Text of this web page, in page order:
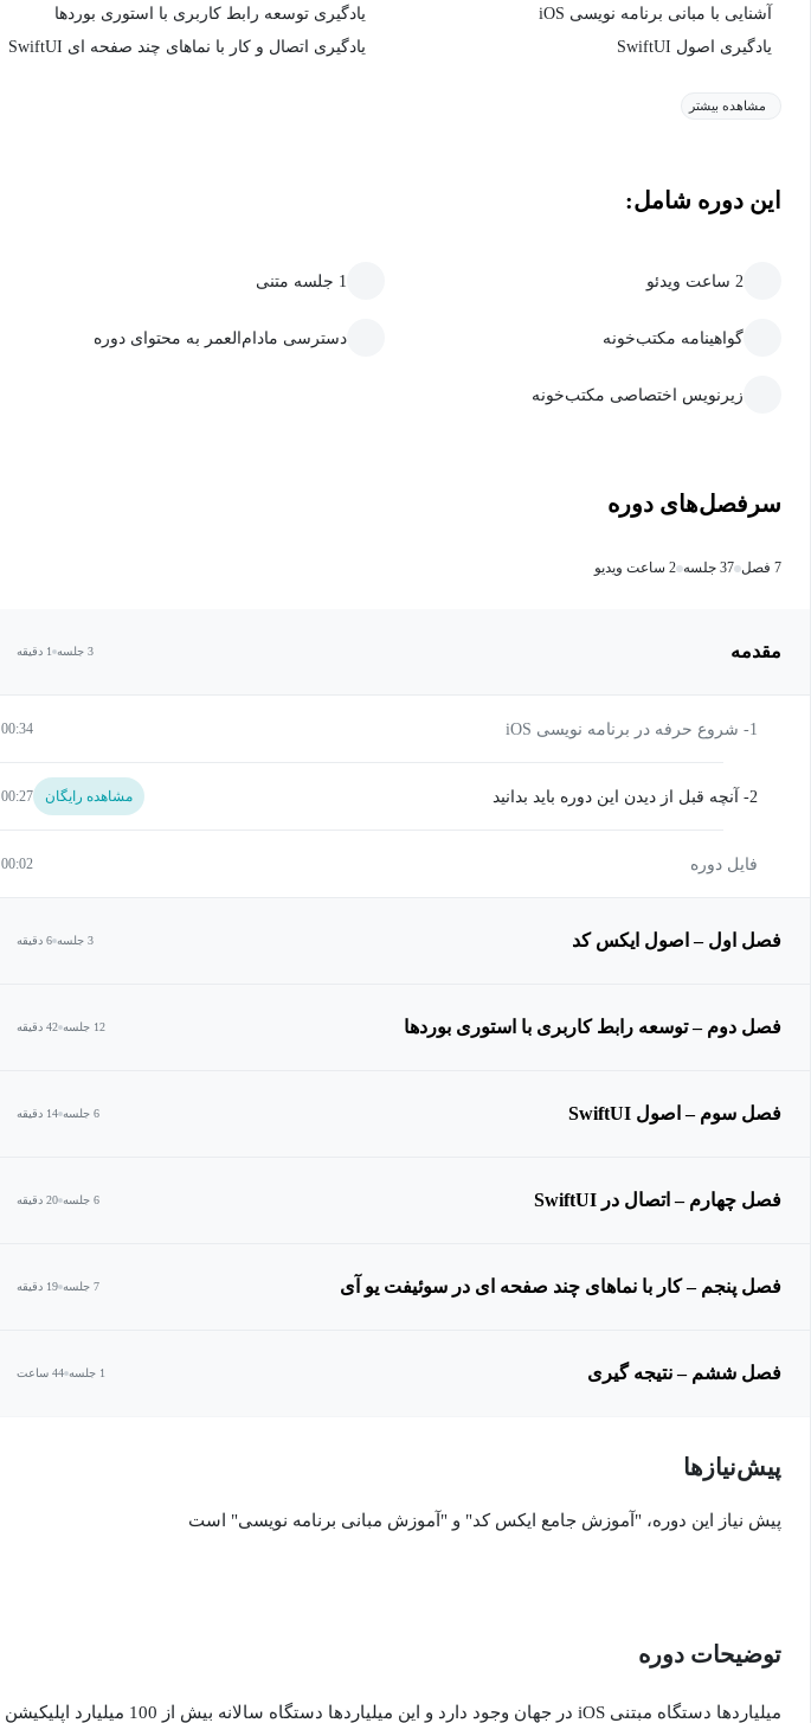
آشنایی با مبانی برنامه نویسی iOS
یادگیری توسعه رابط کاربری با استوری بوردها
یادگیری اصول SwiftUI
یادگیری اتصال و کار با نماهای چند صفحه ای SwiftUI
مشاهده بیشتر
این دوره شامل:
2 ساعت ویدئو 1 جلسه متنی
گواهینامه مکتب‌خونه دسترسی مادام‌العمر به محتوای دوره
زیرنویس اختصاصی مکتب‌خونه
سرفصل‌های دوره
7 فصل 37 جلسه 2 ساعت ویدیو
مقدمه 3 جلسه 1 دقیقه
00:34
مشاهده رایگان 00:27
فایل دوره 00:02
فصل اول – اصول ایکس کد 3 جلسه 6 دقیقه
فصل دوم – توسعه رابط کاربری با استوری بوردها 12 جلسه 42 دقیقه
فصل سوم – اصول SwiftUI 6 جلسه 14 دقیقه
فصل چهارم – اتصال در SwiftUI 6 جلسه 20 دقیقه
فصل پنجم – کار با نماهای چند صفحه ای در سوئیفت یو آی 7 جلسه 19 دقیقه
فصل ششم – نتیجه گیری 1 جلسه 44 ساعت
پیش‌نیاز‌ها
پیش نیاز این دوره، "آموزش جامع ایکس کد" و "آموزش مبانی برنامه نویسی" است
توضیحات دوره
میلیاردها دستگاه مبتنی iOS در جهان وجود دارد و این میلیاردها دستگاه سالانه بیش از 100 میلیارد اپلیکیشن